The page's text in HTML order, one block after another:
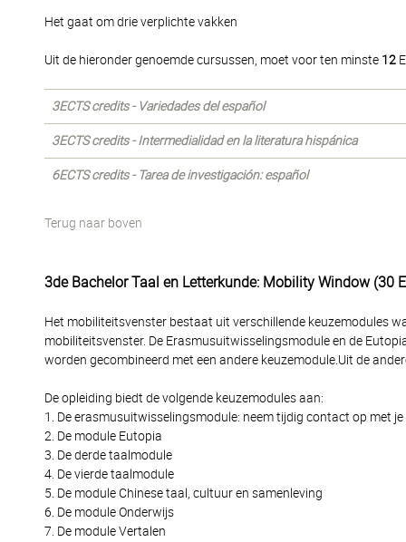
Het gaat om drie verplichte vakken
Uit de hieronder genoemde cursussen, moet voor ten minste 12
3ECTS credits - Variedades del español
3ECTS credits - Intermedialidad en la literatura hispánica
6ECTS credits - Tarea de investigación: español
Terug naar boven
3de Bachelor Taal en Letterkunde: Mobility Window (30
Het mobiliteitsvenster bestaat uit verschillende keuzemodules
mobiliteitsvenster. De Erasmusuitwisselingsmodule en de
worden gecombineerd met een andere keuzemodule.Uit de
De opleiding biedt de volgende keuzemodules aan:
1. De erasmusuitwisselingsmodule: neem tijdig contact op met
2. De module Eutopia
3. De derde taalmodule
4. De vierde taalmodule
5. De module Chinese taal, cultuur en samenleving
6. De module Onderwijs
7. De module Vertalen